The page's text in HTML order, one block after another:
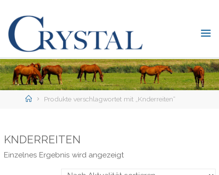
content
Crystal
Verlag
DER
ONLINE-
SHOP
HomeProdukte verschlagwortet mit „Knderreiten“
KNDERREITEN
Einzelnes Ergebnis wird angezeigt